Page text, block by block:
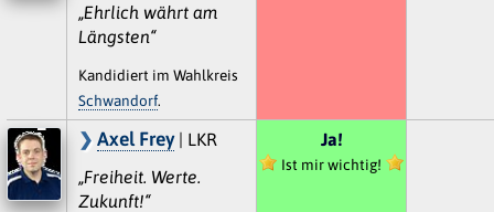
„Ehrlich währt am
Längsten“
Kandidiert im Wahlkreis
Schwandorf.
Axel Frey| LKR
„Freiheit. Werte.
Zukunft!“
Ja!
Ist mir wichtig!